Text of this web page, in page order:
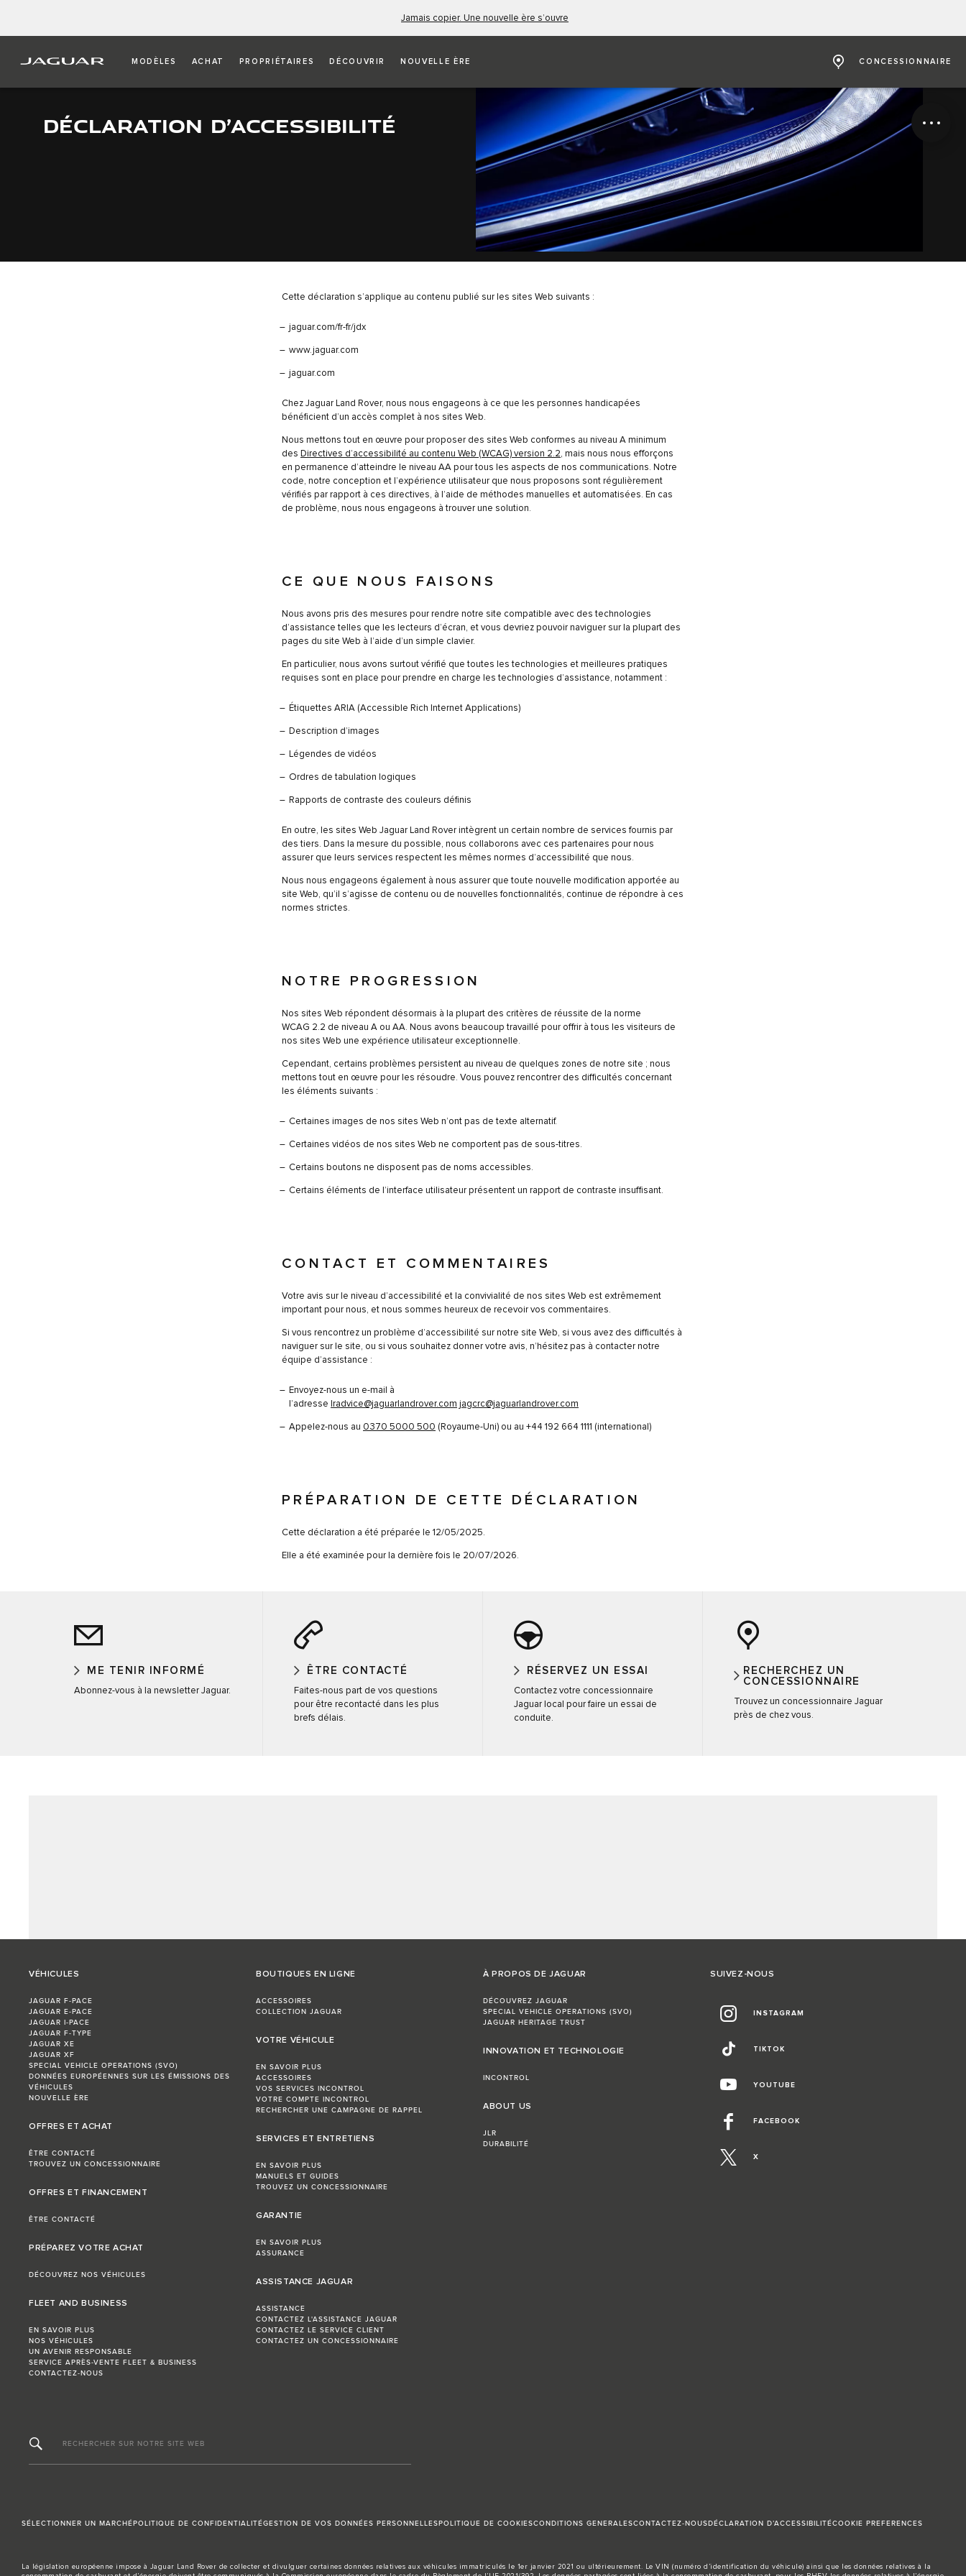
Jamais copier. Une nouvelle ère s’ouvre
MODÈLES ACHAT PROPRIÉTAIRES DÉCOUVRIR NOUVELLE ÈRE CONCESSIONNAIRE
DÉCLARATION D’ACCESSIBILITÉ
Cette déclaration s’applique au contenu publié sur les sites Web suivants :
jaguar.com/fr-fr/jdx
www.jaguar.com
jaguar.com
Chez Jaguar Land Rover, nous nous engageons à ce que les personnes handicapées
bénéficient d’un accès complet à nos sites Web.
Nous mettons tout en œuvre pour proposer des sites Web conformes au niveau A minimum
des Directives d’accessibilité au contenu Web (WCAG) version 2.2, mais nous nous efforçons
en permanence d’atteindre le niveau AA pour tous les aspects de nos communications. Notre
code, notre conception et l’expérience utilisateur que nous proposons sont régulièrement
vérifiés par rapport à ces directives, à l’aide de méthodes manuelles et automatisées. En cas
de problème, nous nous engageons à trouver une solution.
CE QUE NOUS FAISONS
Nous avons pris des mesures pour rendre notre site compatible avec des technologies
d’assistance telles que les lecteurs d’écran, et vous devriez pouvoir naviguer sur la plupart des
pages du site Web à l’aide d’un simple clavier.
En particulier, nous avons surtout vérifié que toutes les technologies et meilleures pratiques
requises sont en place pour prendre en charge les technologies d’assistance, notamment :
Étiquettes ARIA (Accessible Rich Internet Applications)
Description d’images
Légendes de vidéos
Ordres de tabulation logiques
Rapports de contraste des couleurs définis
En outre, les sites Web Jaguar Land Rover intègrent un certain nombre de services fournis par
des tiers. Dans la mesure du possible, nous collaborons avec ces partenaires pour nous
assurer que leurs services respectent les mêmes normes d’accessibilité que nous.
Nous nous engageons également à nous assurer que toute nouvelle modification apportée au
site Web, qu’il s’agisse de contenu ou de nouvelles fonctionnalités, continue de répondre à ces
normes strictes.
NOTRE PROGRESSION
Nos sites Web répondent désormais à la plupart des critères de réussite de la norme
WCAG 2.2 de niveau A ou AA. Nous avons beaucoup travaillé pour offrir à tous les visiteurs de
nos sites Web une expérience utilisateur exceptionnelle.
Cependant, certains problèmes persistent au niveau de quelques zones de notre site ; nous
mettons tout en œuvre pour les résoudre. Vous pouvez rencontrer des difficultés concernant
les éléments suivants :
Certaines images de nos sites Web n’ont pas de texte alternatif.
Certaines vidéos de nos sites Web ne comportent pas de sous-titres.
Certains boutons ne disposent pas de noms accessibles.
Certains éléments de l’interface utilisateur présentent un rapport de contraste insuffisant.
CONTACT ET COMMENTAIRES
Votre avis sur le niveau d’accessibilité et la convivialité de nos sites Web est extrêmement
important pour nous, et nous sommes heureux de recevoir vos commentaires.
Si vous rencontrez un problème d’accessibilité sur notre site Web, si vous avez des difficultés à
naviguer sur le site, ou si vous souhaitez donner votre avis, n’hésitez pas à contacter notre
équipe d’assistance :
Envoyez-nous un e-mail à
l’adresse lradvice@jaguarlandrover.com jagcrc@jaguarlandrover.com
Appelez-nous au 0370 5000 500 (Royaume-Uni) ou au +44 192 664 1111 (international)
PRÉPARATION DE CETTE DÉCLARATION
Cette déclaration a été préparée le 12/05/2025.
Elle a été examinée pour la dernière fois le 20/07/2026.
ME TENIR INFORMÉ
Abonnez-vous à la newsletter Jaguar.
ÊTRE CONTACTÉ
Faites-nous part de vos questions
pour être recontacté dans les plus
brefs délais.
RÉSERVEZ UN ESSAI
Contactez votre concessionnaire
Jaguar local pour faire un essai de
conduite.
RECHERCHEZ UN
CONCESSIONNAIRE
Trouvez un concessionnaire Jaguar
près de chez vous.
VÉHICULES
JAGUAR F-PACE
JAGUAR E-PACE
JAGUAR I-PACE
JAGUAR F-TYPE
JAGUAR XE
JAGUAR XF
SPECIAL VEHICLE OPERATIONS (SVO)
DONNÉES EUROPÉENNES SUR LES ÉMISSIONS DES
VÉHICULES
NOUVELLE ÈRE
OFFRES ET ACHAT
ÊTRE CONTACTÉ
TROUVEZ UN CONCESSIONNAIRE
OFFRES ET FINANCEMENT
ÊTRE CONTACTÉ
PRÉPAREZ VOTRE ACHAT
DÉCOUVREZ NOS VÉHICULES
FLEET AND BUSINESS
EN SAVOIR PLUS
NOS VÉHICULES
UN AVENIR RESPONSABLE
SERVICE APRÈS-VENTE FLEET & BUSINESS
CONTACTEZ-NOUS
BOUTIQUES EN LIGNE
ACCESSOIRES
COLLECTION JAGUAR
VOTRE VÉHICULE
EN SAVOIR PLUS
ACCESSOIRES
VOS SERVICES INCONTROL
VOTRE COMPTE INCONTROL
RECHERCHER UNE CAMPAGNE DE RAPPEL
SERVICES ET ENTRETIENS
EN SAVOIR PLUS
MANUELS ET GUIDES
TROUVEZ UN CONCESSIONNAIRE
GARANTIE
EN SAVOIR PLUS
ASSURANCE
ASSISTANCE JAGUAR
ASSISTANCE
CONTACTEZ L'ASSISTANCE JAGUAR
CONTACTEZ LE SERVICE CLIENT
CONTACTEZ UN CONCESSIONNAIRE
À PROPOS DE JAGUAR
DÉCOUVREZ JAGUAR
SPECIAL VEHICLE OPERATIONS (SVO)
JAGUAR HERITAGE TRUST
INNOVATION ET TECHNOLOGIE
INCONTROL
ABOUT US
JLR
DURABILITÉ
SUIVEZ-NOUS
INSTAGRAM
TIKTOK
YOUTUBE
FACEBOOK
X
RECHERCHER SUR NOTRE SITE WEB
SÉLECTIONNER UN MARCHÉPOLITIQUE DE CONFIDENTIALITÉGESTION DE VOS DONNÉES PERSONNELLESPOLITIQUE DE COOKIESCONDITIONS GENERALESCONTACTEZ-NOUSDÉCLARATION D’ACCESSIBILITÉCOOKIE PREFERENCES
La législation européenne impose à Jaguar Land Rover de collecter et divulguer certaines données relatives aux véhicules immatriculés le 1er janvier 2021 ou ultérieurement. Le VIN (numéro d’identification du véhicule) ainsi que les données relatives à la